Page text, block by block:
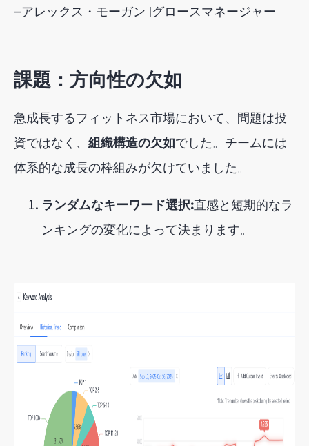
—アレックス・モーガン |グロースマネージャー
課題：方向性の欠如
急成長するフィットネス市場において、問題は投
資ではなく、 組織構造の欠如でした。チームには
体系的な成長の枠組みが欠けていました。
ランダムなキーワード選択:直感と短期的なラ
ンキングの変化によって決まります。